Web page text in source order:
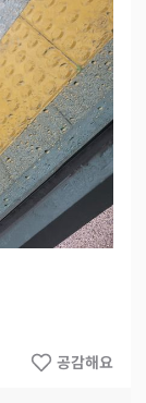
공감해요